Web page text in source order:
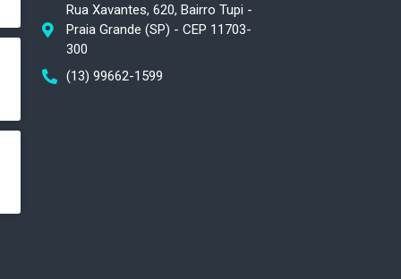
Rua Xavantes, 620, Bairro Tupi -
Praia Grande (SP) - CEP 11703-
300
(13) 99662-1599